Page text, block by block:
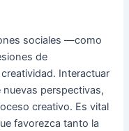
sociales —como
de
Interactuar
perspectivas,
creativo. Es vital
favorezca tanto la